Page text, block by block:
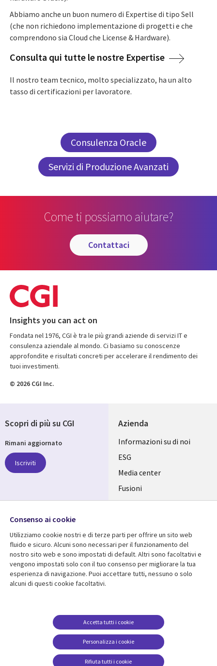
Abbiamo anche un buon numero di Expertise di tipo Sell
(che non richiedono implementazione di progetti e che
comprendono sia Cloud che License & Hardware).
Consulta qui tutte le nostre Expertise
Il nostro team tecnico, molto specializzato, ha un alto
tasso di certificazioni per lavoratore.
Consulenza Oracle
Servizi di Produzione Avanzati
Come ti possiamo aiutare?
contattaci
Insights you can act on
Fondata nel 1976, CGI è tra le più grandi aziende di servizi IT e
consulenza aziendale al mondo. Ci basiamo su conoscenze
approfondite e risultati concreti per accelerare il rendimento dei
tuoi investimenti.
© 2026 CGI Inc.
Azienda
Useful
links
ITALY
IT
Informazioni su di noi
ESG
Media center
Fusioni
Investitori
Centro risorse
Library
Articles
Aiuto
IT
Avviso legale
Web privacy
Gestione dei cookie
Scopri di più su CGI
Rimani aggiornato
Iscriviti
Consenso ai cookie
Utilizziamo cookie nostri e di terze parti per offrire un sito web
fluido e sicuro. Alcuni sono necessari per il funzionamento del
nostro sito web e sono impostati di default. Altri sono facoltativi e
vengono impostati solo con il tuo consenso per migliorare la tua
esperienza di navigazione. Puoi accettare tutti, nessuno o solo
alcuni di questi cookie facoltativi.
Personalizza i cookie
Accetta tutti i cookie
Rifiuta tutti i cookie